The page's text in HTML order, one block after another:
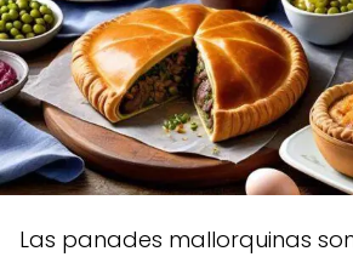
Las panades mallorquinas